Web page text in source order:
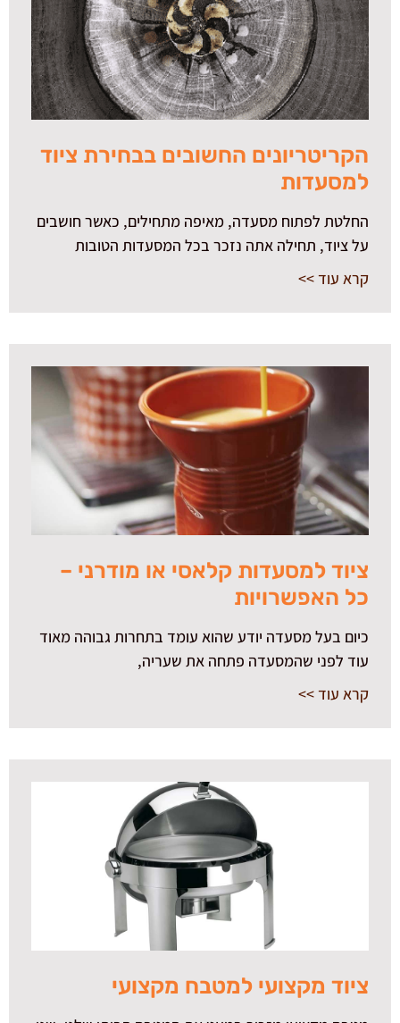
הקריטריונים החשובים בבחירת ציוד
למסעדות
החלטת לפתוח מסעדה, מאיפה מתחילים, כאשר חושבים
על ציוד, תחילה אתה נזכר בכל המסעדות הטובות
קרא עוד >>
ציוד למסעדות קלאסי או מודרני –
כל האפשרויות
כיום בעל מסעדה יודע שהוא עומד בתחרות גבוהה מאוד
עוד לפני שהמסעדה פתחה את שעריה,
קרא עוד >>
ציוד מקצועי למטבח מקצועי